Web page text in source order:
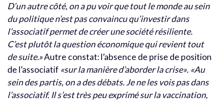
D’un autre côté, on a pu voir que tout le monde au sein
du politique n’est pas convaincu qu’investir dans
l’associatif permet de créer une société résiliente.
C’est plutôt la question économique qui revient tout
de suite.»Autre constat: l’absence de prise de position
de l’associatif «sur la manière d’aborder la crise». «Au
sein des partis, on a des débats. Je ne les vois pas dans
l’associatif. Il s’est très peu exprimé sur la vaccination,